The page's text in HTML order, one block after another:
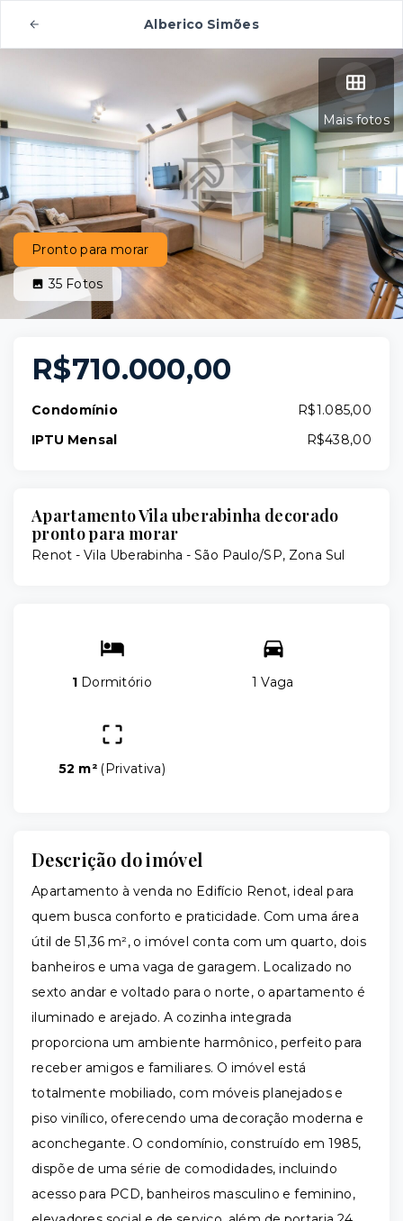
Alberico Simões
Mais fotos
Pronto para morar
35 Fotos
R$710.000,00
Condomínio
R$1.085,00
IPTU Mensal
R$438,00
Apartamento Vila uberabinha decorado
pronto para morar
Renot - Vila Uberabinha - São Paulo/SP, Zona Sul
1 Dormitório 1 Vaga
52 m² (Privativa)
Descrição do imóvel
Apartamento à venda no Edifício Renot, ideal para
quem busca conforto e praticidade. Com uma área
útil de 51,36 m², o imóvel conta com um quarto, dois
banheiros e uma vaga de garagem. Localizado no
sexto andar e voltado para o norte, o apartamento é
iluminado e arejado. A cozinha integrada
proporciona um ambiente harmônico, perfeito para
receber amigos e familiares. O imóvel está
totalmente mobiliado, com móveis planejados e
piso vinílico, oferecendo uma decoração moderna e
aconchegante. O condomínio, construído em 1985,
dispõe de uma série de comodidades, incluindo
acesso para PCD, banheiros masculino e feminino,